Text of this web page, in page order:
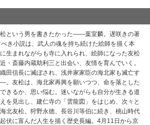
という男を書きたかった――葉室麟。遅咲きの著
き小説は、武人の魂を持ち続けた絵師を描く本
生まれながらも寺に入れられ、絵師になった友松
・斎藤内蔵助利三と出会い、友情を育んでいく。
田信長に滅ぼされ、浅井家家臣の海北家も滅亡す
。友松は、海北家再興を願いつつ、命を落とした
きるか、思い悩む。迷いながらも自分が生きる道
を見出し、建仁寺の「雲龍図」をはじめ、次々と
北友松。狩野永徳、長谷川等伯に続き、桃山時代
伏に富んだ人生を描く歴史長編。4月11日から京